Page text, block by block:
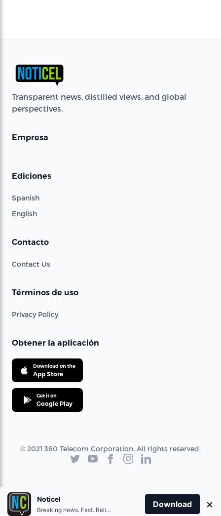
Transparent news, distilled views, and global
perspectives.
Empresa
Ediciones
Spanish
English
Contacto
Contact Us
Términos de uso
Privacy Policy
Obtener la aplicación
Download on the
App Store
Get it on
Google Play
© 2021 360 Telecom Corporation. All rights reserved.
Noticel
Breaking news. Fast. Reliable.
Download ×